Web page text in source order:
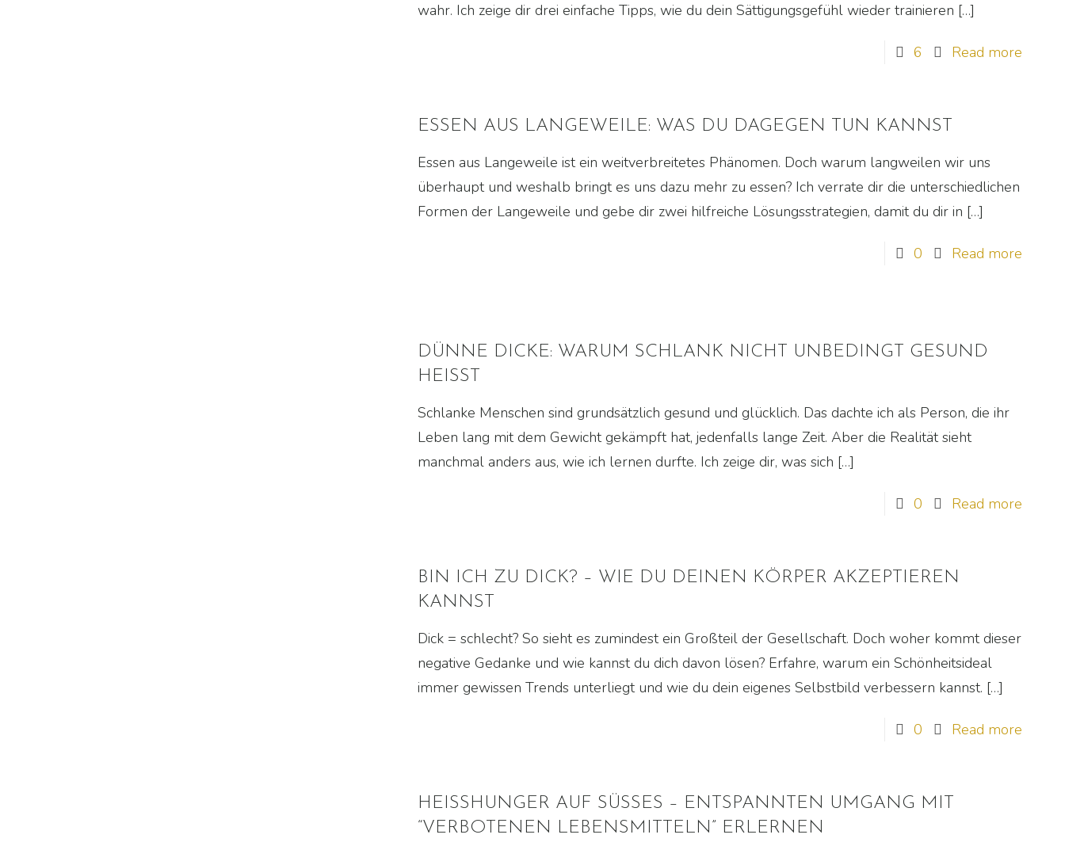
wahr. Ich zeige dir drei einfache Tipps, wie du dein Sättigungsgefühl wieder trainieren […]
6 Read more
ESSEN AUS LANGEWEILE: WAS DU DAGEGEN TUN KANNST
Essen aus Langeweile ist ein weitverbreitetes Phänomen. Doch warum langweilen wir uns
überhaupt und weshalb bringt es uns dazu mehr zu essen? Ich verrate dir die unterschiedlichen
Formen der Langeweile und gebe dir zwei hilfreiche Lösungsstrategien, damit du dir in […]
0 Read more
DÜNNE DICKE: WARUM SCHLANK NICHT UNBEDINGT GESUND
HEISST
Schlanke Menschen sind grundsätzlich gesund und glücklich. Das dachte ich als Person, die ihr
Leben lang mit dem Gewicht gekämpft hat, jedenfalls lange Zeit. Aber die Realität sieht
manchmal anders aus, wie ich lernen durfte. Ich zeige dir, was sich […]
0 Read more
BIN ICH ZU DICK? – WIE DU DEINEN KÖRPER AKZEPTIEREN
KANNST
Dick = schlecht? So sieht es zumindest ein Großteil der Gesellschaft. Doch woher kommt dieser
negative Gedanke und wie kannst du dich davon lösen? Erfahre, warum ein Schönheitsideal
immer gewissen Trends unterliegt und wie du dein eigenes Selbstbild verbessern kannst. […]
0 Read more
HEISSHUNGER AUF SÜSSES – ENTSPANNTEN UMGANG MIT
“VERBOTENEN LEBENSMITTELN” ERLERNEN